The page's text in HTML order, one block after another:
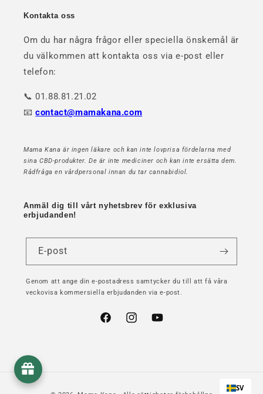
Kontakta oss
Om du har några frågor eller speciella önskemål är
du välkommen att kontakta oss via e-post eller
telefon:
📞 01.88.81.21.02
📧contact@mamakana.com
Mama Kana är ingen läkare och kan inte lovprisa fördelarna med
sina CBD-produkter. De är inte mediciner och kan inte ersätta dem.
Rådfråga en vårdpersonal innan du tar cannabidiol.
Anmäl dig till vårt nyhetsbrev för exklusiva
erbjudanden!
E-post
Genom att ange din e-postadress samtycker du till att få våra
veckovisa kommersiella erbjudanden via e-post.
FacebookInstagramYouTube
SV